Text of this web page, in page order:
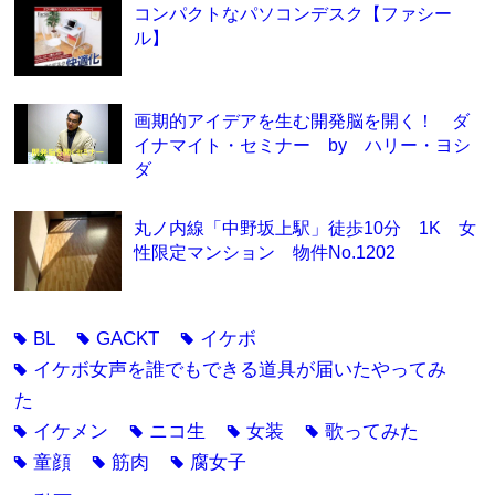
コンパクトなパソコンデスク【ファシー
ル】
画期的アイデアを生む開発脳を開く！ ダ
イナマイト・セミナー by ハリー・ヨシ
ダ
丸ノ内線「中野坂上駅」徒歩10分 1K 女
性限定マンション 物件No.1202
tag BL tagGACKT tag イケボ
tag イケボ女声を誰でもできる道具が届いたやってみ
た
tag イケメン tag ニコ生 tag女装 tag歌ってみた
tag童顔 tag筋肉 tag 腐女子